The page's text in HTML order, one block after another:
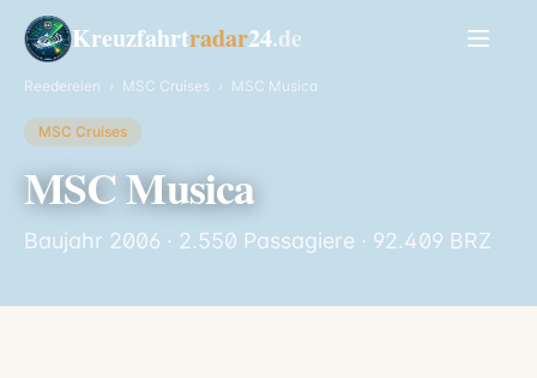
Kreuzfahrtradar24.de
Reedereien › MSC Cruises › MSC Musica
MSC Cruises
MSC Musica
Baujahr 2006 · 2.550 Passagiere · 92.409 BRZ